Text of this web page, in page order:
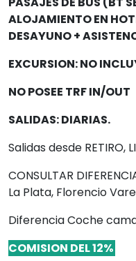
ALOJAMIENTO EN
DESAYUNO +
EXCURSION: NO
NO POSEE TRF IN/OUT
SALIDAS:DIARIAS.
Salidas desde RETIRO,
CONSULTAR
La Plata, Florencio
Diferencia Coche
COMISION DEL 12%